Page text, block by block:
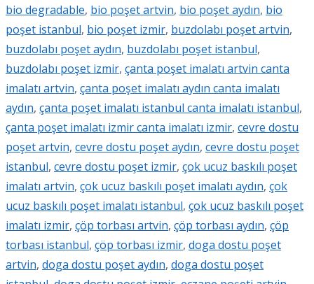
bio degradable, bio poşet artvin, bio poşet aydın, bio
poşet istanbul, bio poşet izmir, buzdolabı poşet artvin,
buzdolabı poşet aydın, buzdolabı poşet istanbul,
buzdolabı poşet izmir, çanta poşet imalatı artvin canta
imalatı artvin, çanta poşet imalatı aydın canta imalatı
aydın, çanta poşet imalatı istanbul canta imalatı istanbul,
çanta poşet imalatı izmir canta imalatı izmir, cevre dostu
poşet artvin, cevre dostu poşet aydın, cevre dostu poşet
istanbul, cevre dostu poşet izmir, çok ucuz baskılı poşet
imalatı artvin, çok ucuz baskılı poşet imalatı aydın, çok
ucuz baskılı poşet imalatı istanbul, çok ucuz baskılı poşet
imalatı izmir, çöp torbası artvin, çöp torbası aydın, çöp
torbası istanbul, çöp torbası izmir, doga dostu poşet
artvin, doga dostu poşet aydın, doga dostu poşet